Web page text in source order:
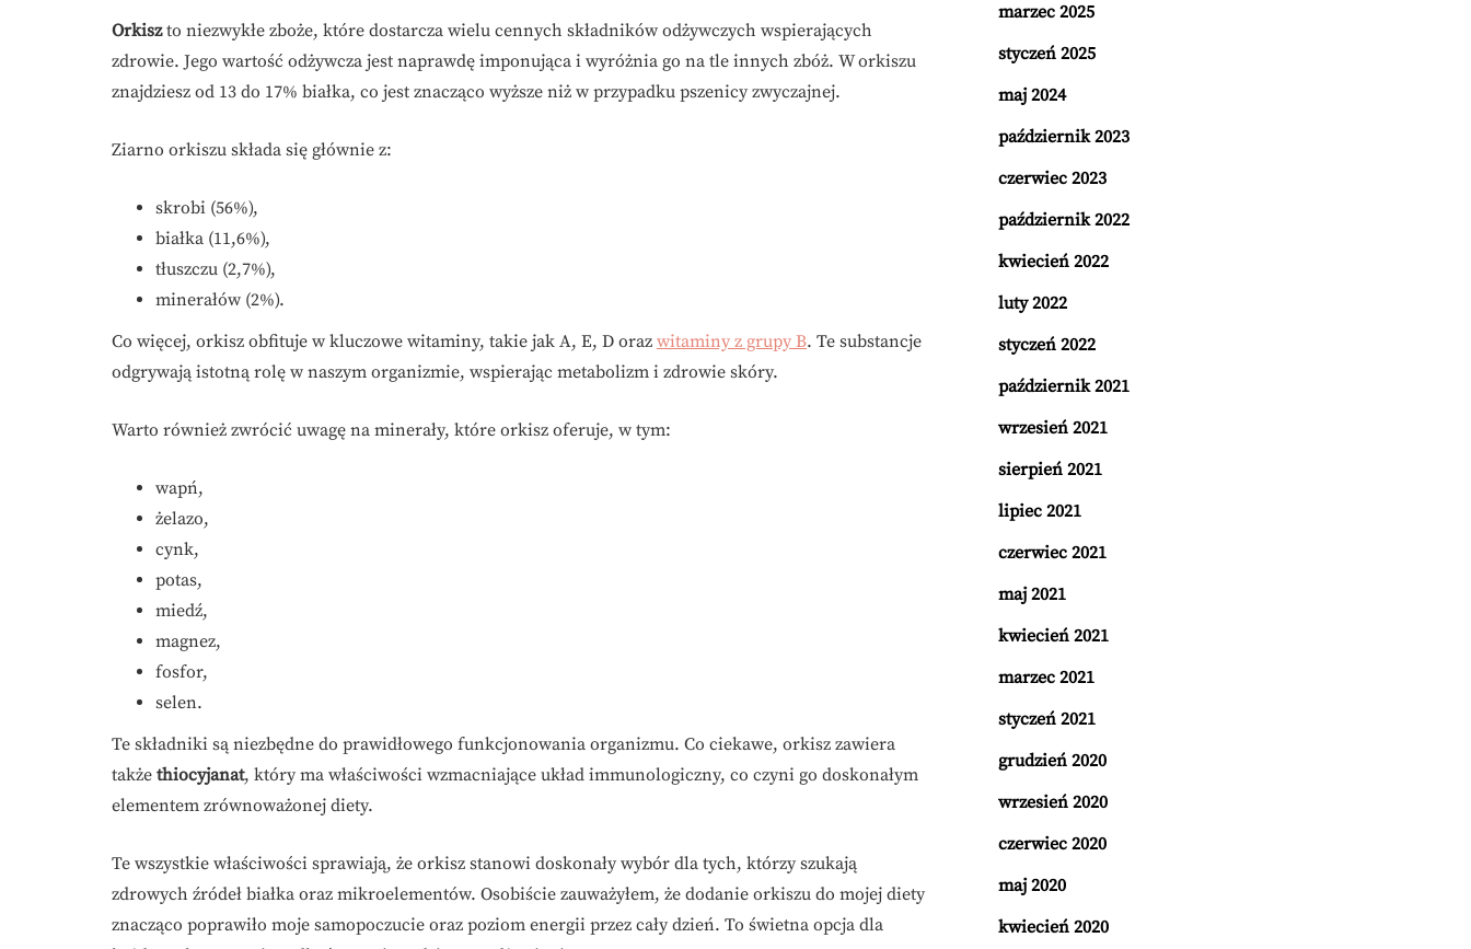
Orkiszto niezwykłe zboże, które dostarcza wielu cennych składników odżywczych wspierających
zdrowie. Jego wartość odżywcza jest naprawdę imponująca i wyróżnia go na tle innych zbóż. W orkiszu
znajdziesz od 13 do 17% białka, co jest znacząco wyższe niż w przypadku pszenicy zwyczajnej.
Ziarno orkiszu składa się głównie z:
skrobi (56%),
białka (11,6%),
tłuszczu (2,7%),
minerałów (2%).
Co więcej, orkisz obfituje w kluczowe witaminy, takie jak A, E, D oraz witaminy z grupy B. Te substancje
odgrywają istotną rolę w naszym organizmie, wspierając metabolizm i zdrowie skóry.
Warto również zwrócić uwagę na minerały, które orkisz oferuje, w tym:
wapń,
żelazo,
cynk,
potas,
miedź,
magnez,
fosfor,
selen.
Te składniki są niezbędne do prawidłowego funkcjonowania organizmu. Co ciekawe, orkisz zawiera
także thiocyjanat, który ma właściwości wzmacniające układ immunologiczny, co czyni go doskonałym
elementem zrównoważonej diety.
Te wszystkie właściwości sprawiają, że orkisz stanowi doskonały wybór dla tych, którzy szukają
zdrowych źródeł białka oraz mikroelementów. Osobiście zauważyłem, że dodanie orkiszu do mojej diety
znacząco poprawiło moje samopoczucie oraz poziom energii przez cały dzień. To świetna opcja dla
marzec 2025
styczeń 2025
maj 2024
październik 2023
czerwiec 2023
październik 2022
kwiecień 2022
luty 2022
styczeń 2022
październik 2021
wrzesień 2021
sierpień 2021
lipiec 2021
czerwiec 2021
maj 2021
kwiecień 2021
marzec 2021
styczeń 2021
grudzień 2020
wrzesień 2020
czerwiec 2020
maj 2020
kwiecień 2020